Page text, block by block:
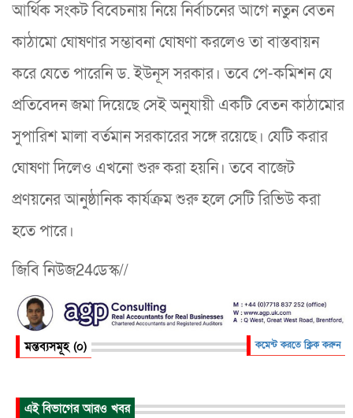
আর্থিক সংকট বিবেচনায় নিয়ে নির্বাচনের আগে নতুন বেতন
কাঠামো ঘোষণার সম্ভাবনা ঘোষণা করলেও তা বাস্তবায়ন
করে যেতে পারেনি ড. ইউনূস সরকার। তবে পে-কমিশন যে
প্রতিবেদন জমা দিয়েছে সেই অনুযায়ী একটি বেতন কাঠামোর
সুপারিশ মালা বর্তমান সরকারের সঙ্গে রয়েছে। যেটি করার
ঘোষণা দিলেও এখনো শুরু করা হয়নি। তবে বাজেট
প্রণয়নের আনুষ্ঠানিক কার্যক্রম শুরু হলে সেটি রিভিউ করা
হতে পারে।
জিবি নিউজ24ডেস্ক//
মন্তব্যসমূহ (০) কমেন্ট করতে ক্লিক করুন
এই বিভাগের আরও খবর